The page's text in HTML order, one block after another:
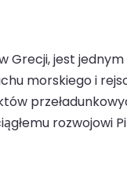
Grecji, jest
morskiego i